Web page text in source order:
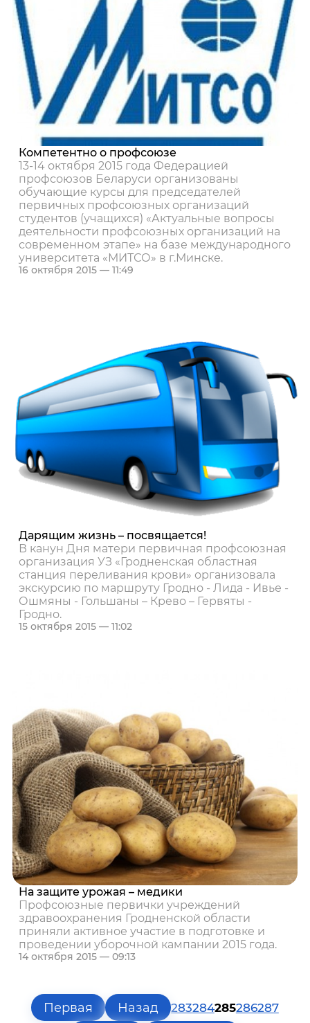
Компетентно о профсоюзе
13-14 октября 2015 года Федерацией
профсоюзов Беларуси организованы
обучающие курсы для председателей
первичных профсоюзных организаций
студентов (учащихся) «Актуальные вопросы
деятельности профсоюзных организаций на
современном этапе» на базе международного
университета «МИТСО» в г.Минске.
16 октября 2015 — 11:49
Дарящим жизнь – посвящается!
В канун Дня матери первичная профсоюзная
организация УЗ «Гродненская областная
станция переливания крови» организовала
экскурсию по маршруту Гродно - Лида - Ивье -
Ошмяны - Гольшаны – Крево – Гервяты -
Гродно.
15 октября 2015 — 11:02
На защите урожая – медики
Профсоюзные первички учреждений
здравоохранения Гродненской области
приняли активное участие в подготовке и
проведении уборочной кампании 2015 года.
14 октября 2015 — 09:13
Первая Назад 283284285286287